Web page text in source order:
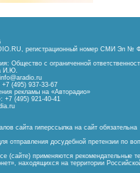
регистрационный номер СМИ Эл №
Общество с ограниченной
И.Ю.
info@aradio.ru
(495) 937-33-67
рекламы на «Авторадио»
+7 (495) 921-40-41
сайта гиперссылка на сайт обязательна
отправления досудебной претензии по
(сайте) применяются рекомендательные
находящихся на территории